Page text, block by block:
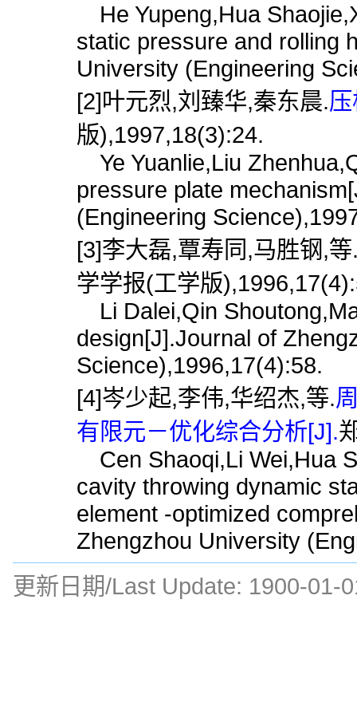
He Yupeng,Hua
static pressure and rolling
University (Engineering
[2]叶元烈,刘臻华,秦东晨.
版),1997,18(3):24.
Ye Yuanlie,Liu
pressure plate
(Engineering
[3]李大磊,覃寿同,马胜钢,等
学学报(工学版
Li Dalei,Qin
design[J].Journal of
Science),1996,17(4):58.
[4]岑少起,李伟,华绍杰,等.
有限元－优化综合分析[J].
Cen Shaoqi,Li Wei,Hua
cavity throwing dynamic
element -optimized
Zhengzhou University
更新日期/Last Update: 1900-01-